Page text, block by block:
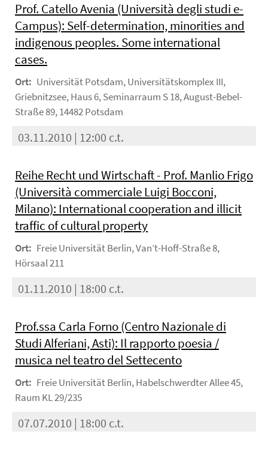
Prof. Catello Avenia (Università degli studi e-
Campus): Self-determination, minorities and
indigenous peoples. Some international
cases.
Ort: Universität Potsdam, Universitätskomplex III,
Griebnitzsee, Haus 6, Seminarraum S 18, August-Bebel-
Straße 89, 14482 Potsdam
03.11.2010 | 12:00 c.t.
Reihe Recht und Wirtschaft - Prof. Manlio Frigo
(Università commerciale Luigi Bocconi,
Milano): International cooperation and illicit
traffic of cultural property
Ort: Freie Universität Berlin, Van’t-Hoff-Straße 8,
Hörsaal 211
01.11.2010 | 18:00 c.t.
Prof.ssa Carla Forno (Centro Nazionale di
Studi Alferiani, Asti): Il rapporto poesia /
musica nel teatro del Settecento
Ort: Freie Universität Berlin, Habelschwerdter Allee 45,
Raum KL 29/235
07.07.2010 | 18:00 c.t.